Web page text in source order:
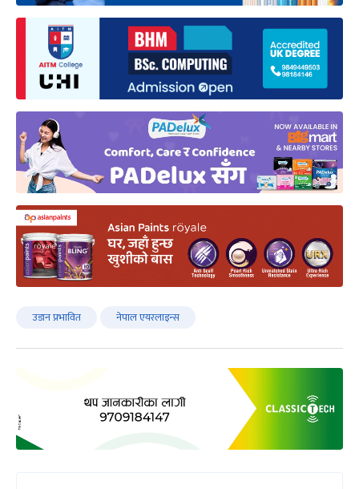
उडान प्रभावित नेपाल एयरलाइन्स